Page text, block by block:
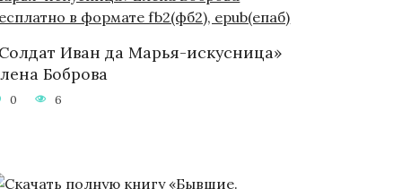
Иван да Марья-искусница»
Боброва
0 6